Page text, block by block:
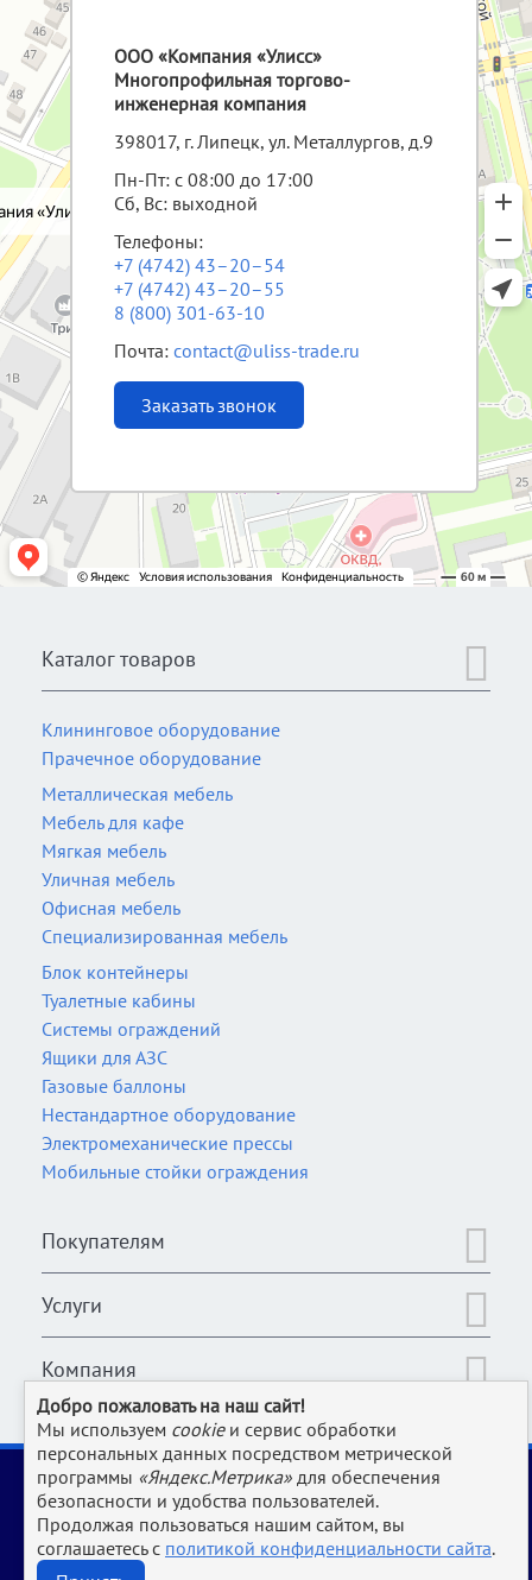
ООО «Компания «Улисс»
Многопрофильная торгово-
инженерная компания
398017, г. Липецк, ул. Металлургов, д.9
Пн-Пт: с 08:00 до 17:00
Сб, Вс: выходной
Телефоны:
+7 (4742) 43–20–54
+7 (4742) 43–20–55
8 (800) 301-63-10
Почта:contact@uliss-trade.ru
Заказать звонок
Каталог товаров
Клининговое оборудование
Прачечное оборудование
Металлическая мебель
Мебель для кафе
Мягкая мебель
Уличная мебель
Офисная мебель
Специализированная мебель
Блок контейнеры
Туалетные кабины
Системы ограждений
Ящики для АЗС
Газовые баллоны
Нестандартное оборудование
Электромеханические прессы
Мобильные стойки ограждения
Покупателям
Услуги
Компания
2006-2026 © Оборудование для магазина, супермаркета,
кафе, бара, ресторана, столовой, прачки и клининга и пр.
производств | www.Uliss-Trade.ru
Обращаем ваше внимание на то, что данный интернет-сайт носит исключительно
информационный характер и ни при каких условиях не является публичной офертой,
Добро пожаловать на наш сайт!
Мы используем cookieи сервис обработки
персональных данных посредством метрической
программы «Яндекс.Метрика» для обеспечения
безопасности и удобства пользователей.
Продолжая пользоваться нашим сайтом, вы
соглашаетесь с политикой конфиденциальности сайта.